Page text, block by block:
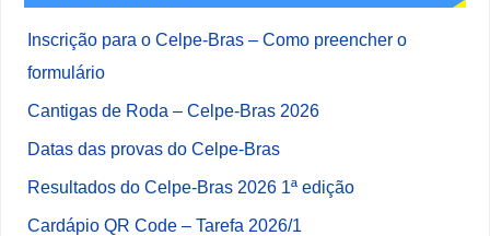
Inscrição para o Celpe-Bras – Como preencher o
formulário
Cantigas de Roda – Celpe-Bras 2026
Datas das provas do Celpe-Bras
Resultados do Celpe-Bras 2026 1ª edição
Cardápio QR Code – Tarefa 2026/1